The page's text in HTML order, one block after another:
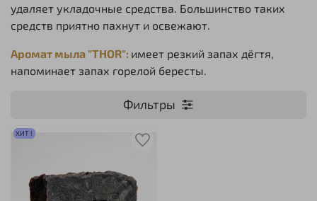
удаляет укладочные средства. Большинство таких
средств приятно пахнут и освежают.
Аромат мыла "THOR": имеет резкий запах дёгтя,
напоминает запах горелой бересты.
Фильтры
ХИТ !